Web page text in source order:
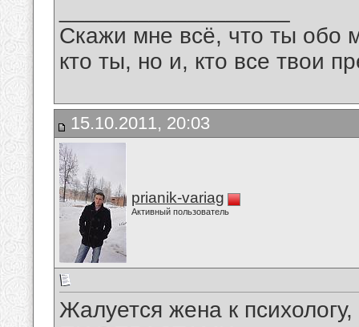
Скажи мне всё, что ты обо
кто ты, но и, кто все твои
15.10.2011, 20:03
prianik-variag
Активный пользователь
Жалуется жена к